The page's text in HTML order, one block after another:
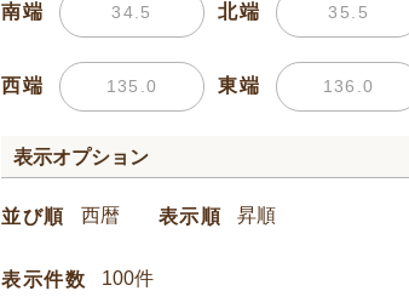
南端 北端
西端 東端
表示オプション
並び順 表示順
表示件数